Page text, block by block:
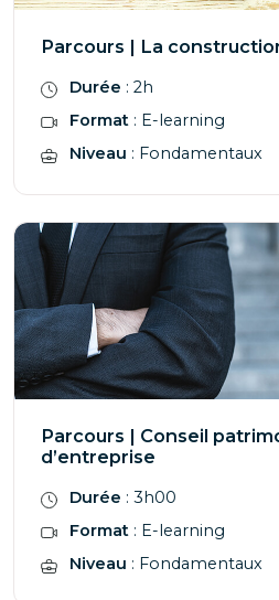
Parcours | La
Durée : 2h
Format : E-learning
Niveau : Fondamentaux
Parcours | Conseil
d’entreprise
Durée : 3h00
Format : E-learning
Niveau : Fondamentaux